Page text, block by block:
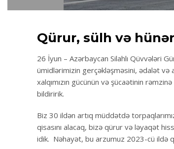
Qürur, sülh və
26 İyun – Azərbaycan Silahlı Qüvvələri
ümidlərimizin gerçəkləşməsini, ədalət
xalqımızın gücünün və şücaətinin
bildiririk.
Biz 30 ildən artıq müddətdə
qisasını alacaq, bizə qürur və ləyaqət
idik. Nəhayət, bu arzumuz 2023-cü ildə